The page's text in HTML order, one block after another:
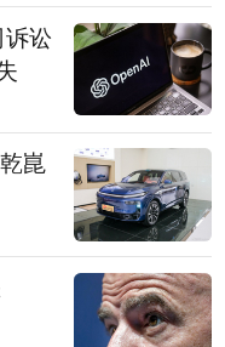
讼
崑